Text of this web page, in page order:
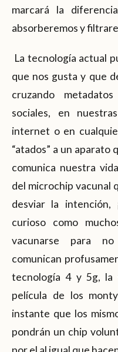
marcará la
absorberemos y
La tecnología actual
que nos gusta y que
cruzando
sociales, en
internet o en
“atados” a un aparato
comunica nuestra
del microchip vacunal
desviar la
curioso como
vacunarse para
comunican
tecnología 4 y 5g, la
película de los
instante que los
pondrán un chip